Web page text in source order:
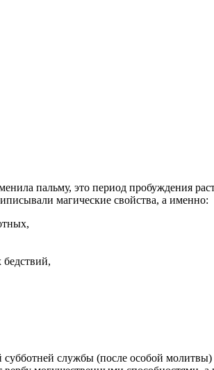
пальму, это период пробуждения
магические свойства, а именно:
службы (после особой